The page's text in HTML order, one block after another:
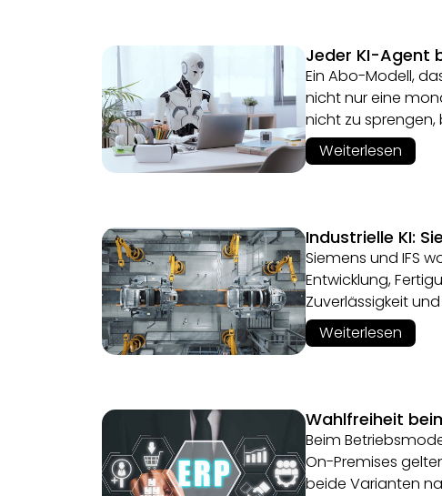
Jeder KI-Agent
Ein Abo-Modell,
nicht nur eine
nicht zu
Weiterlesen
Industrielle KI:
Siemens und IFS
Entwicklung,
Zuverlässigkeit
Weiterlesen
Wahlfreiheit
Beim
On-Premises
beide Varianten